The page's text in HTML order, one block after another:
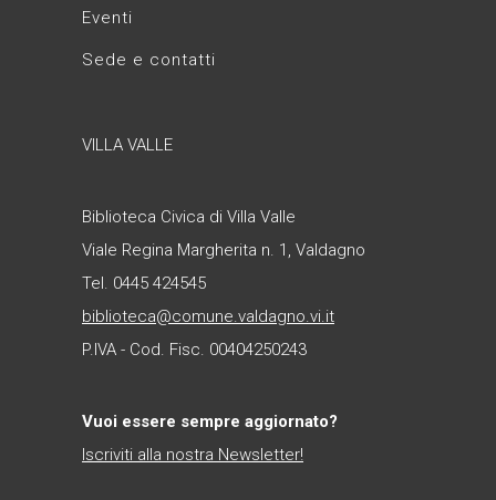
Eventi
Sede e contatti
VILLA VALLE
Biblioteca Civica di Villa Valle
Viale Regina Margherita n. 1, Valdagno
Tel. 0445 424545
biblioteca@comune.valdagno.vi.it
P.IVA - Cod. Fisc. 00404250243
Vuoi essere sempre aggiornato?
Iscriviti alla nostra Newsletter!